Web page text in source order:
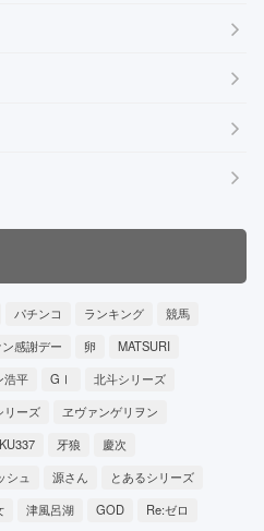
パチンコ ランキング
競馬
感謝デー 卵
MATSURI
浩平 GⅠ
北斗シリーズ
リーズ
ヱヴァンゲリヲン
牙狼
慶次
シュ 源さん
とあるシリーズ
津風呂湖 GOD
Re:ゼロ